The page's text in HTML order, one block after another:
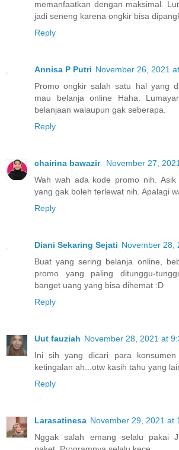
memanfaatkan dengan maksimal.
jadi seneng karena ongkir bisa
Reply
Annisa P Putri November 26, 2021
Promo ongkir salah satu hal yang
mau belanja online Haha.
belanjaan walaupun gak seberapa.
Reply
chairina bawazir
November 27,
Wah wah ada kode promo nih. Asik
yang gak boleh terlewat nih. Apalagi
Reply
Diani Sekaring Sejati November 28,
Buat yang sering belanja online,
promo yang paling ditunggu-
banget uang yang bisa dihemat :D
Reply
Uut fauziah November 28, 2021 at
Ini sih yang dicari para
ketingalan ah...otw kasih tahu yang
Reply
Larasatinesa November 29, 2021 at
Nggak salah emang selalu pakai